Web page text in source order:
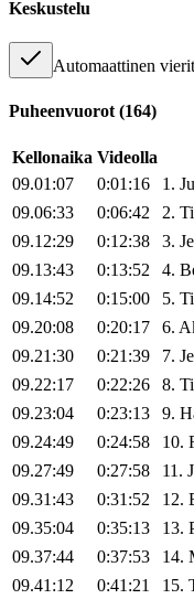
Keskustelu
Automaattinen
Puheenvuorot (164)
Kellonaika Videolla
09.01:07
0:01:16 1.
09.06:33
0:06:42 2.
09.12:29
0:12:38 3.
09.13:43
0:13:52 4.
09.14:52
0:15:00 5.
09.20:08
0:20:17 6.
09.21:30
0:21:39 7.
09.22:17
0:22:26 8.
09.23:04
0:23:13 9.
09.24:49
0:24:58 10.
09.27:49
0:27:58 11.
09.31:43
0:31:52 12.
09.35:04
0:35:13 13.
09.37:44
0:37:53 14.
09.41:12
0:41:21 15.